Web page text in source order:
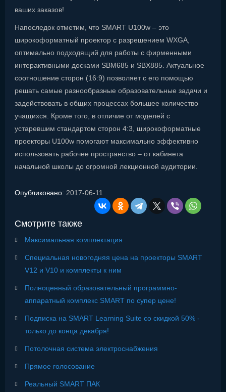
ваших заказов!
Напоследок отметим, что SMART U100w – это
широкоформатный проектор с разрешением WXGA,
оптимально подходящий для работы с фирменными
интерактивными досками SBM685 и SBX885. Актуальное
соотношение сторон (16:9) позволяет с его помощью
решать самые разнообразные образовательные задачи и
задействовать в общих процессах большее количество
учащихся. Кроме того, в отличие от моделей с
устаревшим стандартом сторон 4:3, широкоформатные
проекторы U100w помогают максимально эффективно
использовать рабочее пространство – от кабинета
начальной школы до огромной лекционной аудитории.
Опубликовано: 2017-06-11
Смотрите также
Максимальная комплектация
Специальная новогодняя цена на проекторы SMART
V12 и V10 и комплекты к ним
Полноценный образовательный программно-
аппаратный комплекс SMART по супер цене!
Подписка на SMART Learning Suite со скидкой 50% -
только до конца декабря!
Потолочная система электроснабжения
Прямое голосование
Реальный SMART ПАК